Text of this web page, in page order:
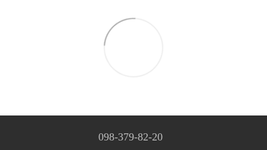
098-379-82-20